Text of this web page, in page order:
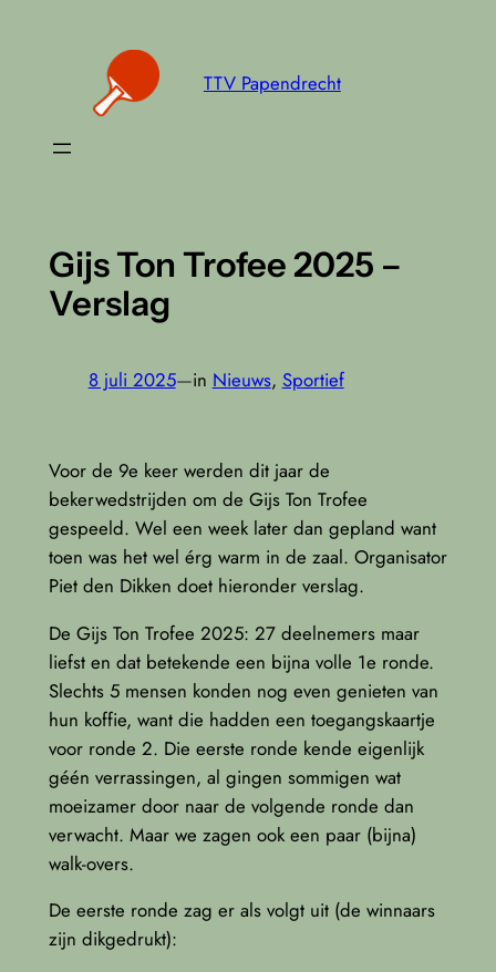
TTV Papendrecht
Gijs Ton Trofee 2025 –
Verslag
8 juli 2025—in Nieuws, Sportief
Voor de 9e keer werden dit jaar de
bekerwedstrijden om de Gijs Ton Trofee
gespeeld. Wel een week later dan gepland want
toen was het wel érg warm in de zaal. Organisator
Piet den Dikken doet hieronder verslag.
De Gijs Ton Trofee 2025: 27 deelnemers maar
liefst en dat betekende een bijna volle 1e ronde.
Slechts 5 mensen konden nog even genieten van
hun koffie, want die hadden een toegangskaartje
voor ronde 2. Die eerste ronde kende eigenlijk
géén verrassingen, al gingen sommigen wat
moeizamer door naar de volgende ronde dan
verwacht. Maar we zagen ook een paar (bijna)
walk-overs.
De eerste ronde zag er als volgt uit (de winnaars
zijn dikgedrukt):